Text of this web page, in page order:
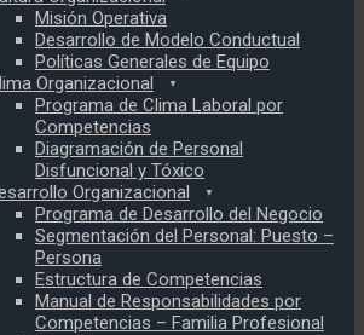
Misión Operativa
Desarrollo de Modelo Conductual
Políticas Generales de Equipo
Organizacional
Programa de Clima Laboral por
Competencias
Diagramación de Personal
Disfuncional y Tóxico
Organizacional
Programa de Desarrollo del Negocio
Segmentación del Personal: Puesto –
Persona
Estructura de Competencias
Manual de Responsabilidades por
Competencias – Familia Profesional